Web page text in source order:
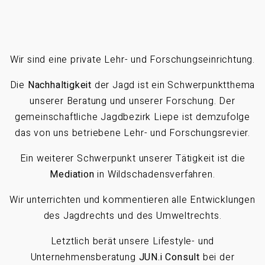
Wir sind eine private Lehr- und Forschungseinrichtung.
Die Nachhaltigkeit der Jagd ist ein Schwerpunktthema
unserer Beratung und unserer Forschung. Der
gemeinschaftliche Jagdbezirk Liepe ist demzufolge
das von uns betriebene Lehr- und Forschungsrevier.
Ein weiterer Schwerpunkt unserer Tätigkeit ist die
Mediation in Wildschadensverfahren.
Wir unterrichten und kommentieren alle Entwicklungen
des Jagdrechts und des Umweltrechts.
Letztlich berät unsere Lifestyle- und
Unternehmensberatung JUN.i Consult bei der